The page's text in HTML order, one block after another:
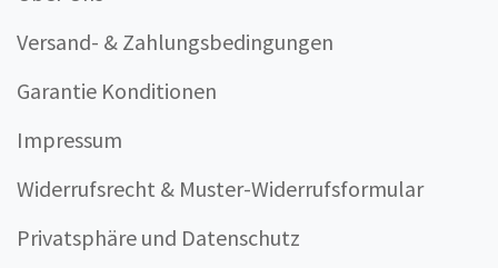
Versand- & Zahlungsbedingungen
Garantie Konditionen
Impressum
Widerrufsrecht & Muster-Widerrufsformular
Privatsphäre und Datenschutz